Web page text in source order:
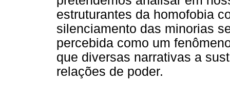
estruturantes da homofobia
silenciamento das minorias
percebida como um
que diversas narrativas a
relações de poder.